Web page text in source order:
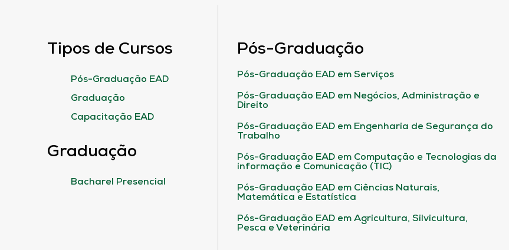
Tipos de Cursos
Pós-Graduação EAD
Graduação
Capacitação EAD
Graduação
Bacharel Presencial
Pós-Graduação
Pós-Graduação EAD em Serviços
Pós-Graduação EAD em Negócios, Administração e
Direito
Pós-Graduação EAD em Engenharia de Segurança do
Trabalho
Pós-Graduação EAD em Computação e Tecnologias da
informação e Comunicação (TIC)
Pós-Graduação EAD em Ciências Naturais,
Matemática e Estatística
Pós-Graduação EAD em Agricultura, Silvicultura,
Pesca e Veterinária